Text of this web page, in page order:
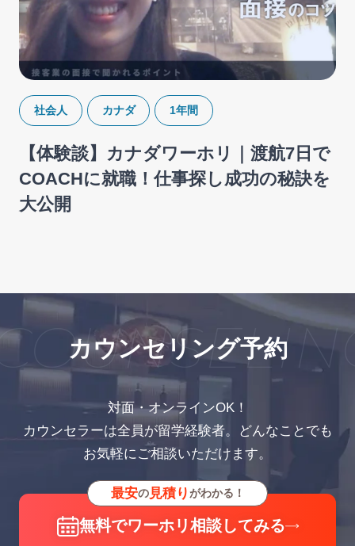
社会人 カナダ 1年間
【体験談】カナダワーホリ｜渡航7日で
COACHに就職！仕事探し成功の秘訣を
大公開
カウンセリング予約
対面・オンラインOK！
カウンセラーは全員が留学経験者。どんなことでも
お気軽にご相談いただけます。
最安の見積りがわかる！
無料でワーホリ相談してみる